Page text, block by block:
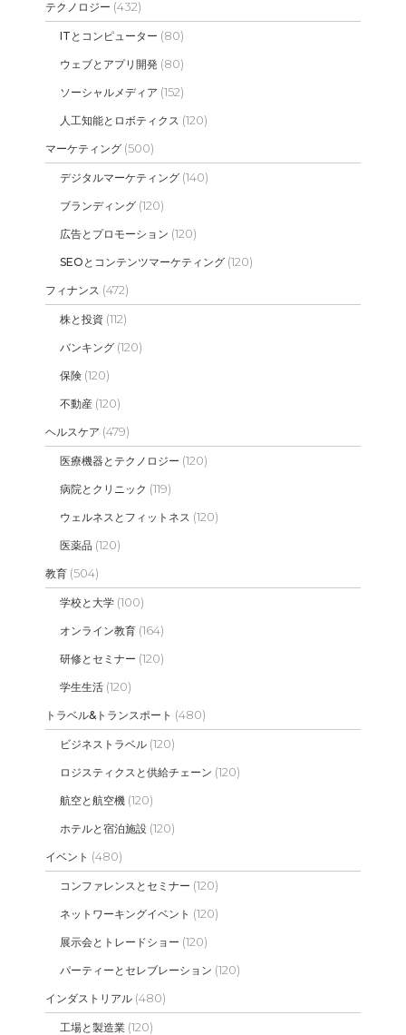
テクノロジー (432)
ITとコンピューター (80)
ウェブとアプリ開発 (80)
ソーシャルメディア (152)
人工知能とロボティクス (120)
マーケティング (500)
デジタルマーケティング (140)
ブランディング (120)
広告とプロモーション (120)
SEOとコンテンツマーケティング (120)
フィナンス (472)
株と投資 (112)
バンキング (120)
保険 (120)
不動産 (120)
ヘルスケア (479)
医療機器とテクノロジー (120)
病院とクリニック (119)
ウェルネスとフィットネス (120)
医薬品 (120)
教育 (504)
学校と大学 (100)
オンライン教育 (164)
研修とセミナー (120)
学生生活 (120)
トラベル&トランスポート (480)
ビジネストラベル (120)
ロジスティクスと供給チェーン (120)
航空と航空機 (120)
ホテルと宿泊施設 (120)
イベント (480)
コンファレンスとセミナー (120)
ネットワーキングイベント (120)
展示会とトレードショー (120)
パーティーとセレブレーション (120)
インダストリアル (480)
工場と製造業 (120)